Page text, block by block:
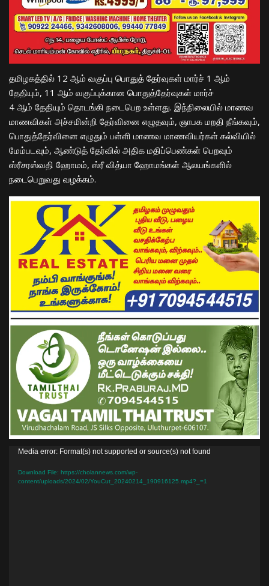
தமிழகத்தில் 12 ஆம் வகுப்பு பொதுத் தேர்வுகள் மார்ச் 1 ஆம்
தேதியும், 11 ஆம் வகுப்புக்கான பொதுத்தேர்வுகள் மார்ச்
4 ஆம் தேதியும் தொடங்கி நடைபெற உள்ளது. இந்நிலையில் மாணவ
மாணவிகள் அச்சமின்றி தேர்வினை எழுதவும், ஞாபக மறதி நீங்கவும்,
பொதுத்தேர்வினை எழுதும் பள்ளி மாணவ மாணவியர்கள் கல்வியில்
மேம்படவும், ஆண்டுத் தேர்வில் அதிக மதிப்பெண்கள் பெறவும்
ஸ்ரீசரஸ்வதி ஹோமம், ஸ்ரீ வித்யா ஹோமங்கள் ஆலயங்களில்
நடைபெறுவது வழக்கம்.
Video
Player
Media error: Format(s) not supported or source(s) not found
Download File: https://cholannews.com/wp-
content/uploads/2024/02/YouCut_20240214_190916125.mp4?_=1